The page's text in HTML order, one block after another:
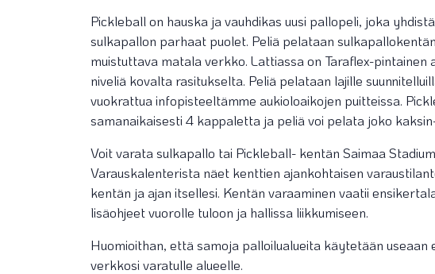
Pickleball on hauska ja vauhdikas uusi pallopeli, joka
sulkapallon parhaat puolet. Peliä pelataan
muistuttava matala verkko. Lattiassa on Taraflex-pintainen
niveliä kovalta rasitukselta. Peliä pelataan lajille
vuokrattua infopisteeltämme aukioloaikojen puitteissa.
samanaikaisesti 4 kappaletta ja peliä voi pelata joko
Voit varata sulkapallo tai Pickleball- kentän Saimaa
Varauskalenterista näet kenttien ajankohtaisen
kentän ja ajan itsellesi. Kentän varaaminen vaatii
lisäohjeet vuorolle tuloon ja hallissa liikkumiseen.
Huomioithan, että samoja palloilualueita käytetään useaan
verkkosi varatulle alueelle.